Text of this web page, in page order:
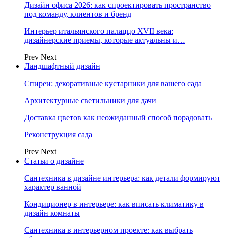
Дизайн офиса 2026: как спроектировать пространство
под команду, клиентов и бренд
Интерьер итальянского палаццо XVII века:
дизайнерские приемы, которые актуальны и…
Prev Next
Ландшафтный дизайн
Спиреи: декоративные кустарники для вашего сада
Архитектурные светильники для дачи
Доставка цветов как неожиданный способ порадовать
Реконструкция сада
Prev Next
Статьи о дизайне
Сантехника в дизайне интерьера: как детали формируют
характер ванной
Кондиционер в интерьере: как вписать климатику в
дизайн комнаты
Сантехника в интерьерном проекте: как выбрать